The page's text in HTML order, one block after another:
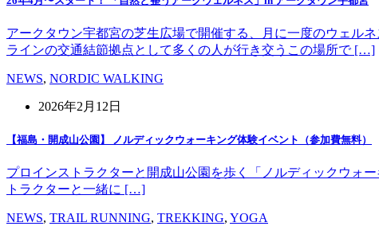
アークタウン宇都宮の芝生広場で開催する、月に一度のウェル
ラインの交通結節拠点として多くの人が行き交うこの場所で […]
NEWS, NORDIC WALKING
2026年2月12日
【福島・開成山公園】 ノルディックウォーキング体験イベント（参加費無料）
プロインストラクターと開成山公園を歩く「ノルディックウォ
トラクターと一緒に […]
NEWS, TRAIL RUNNING, TREKKING, YOGA